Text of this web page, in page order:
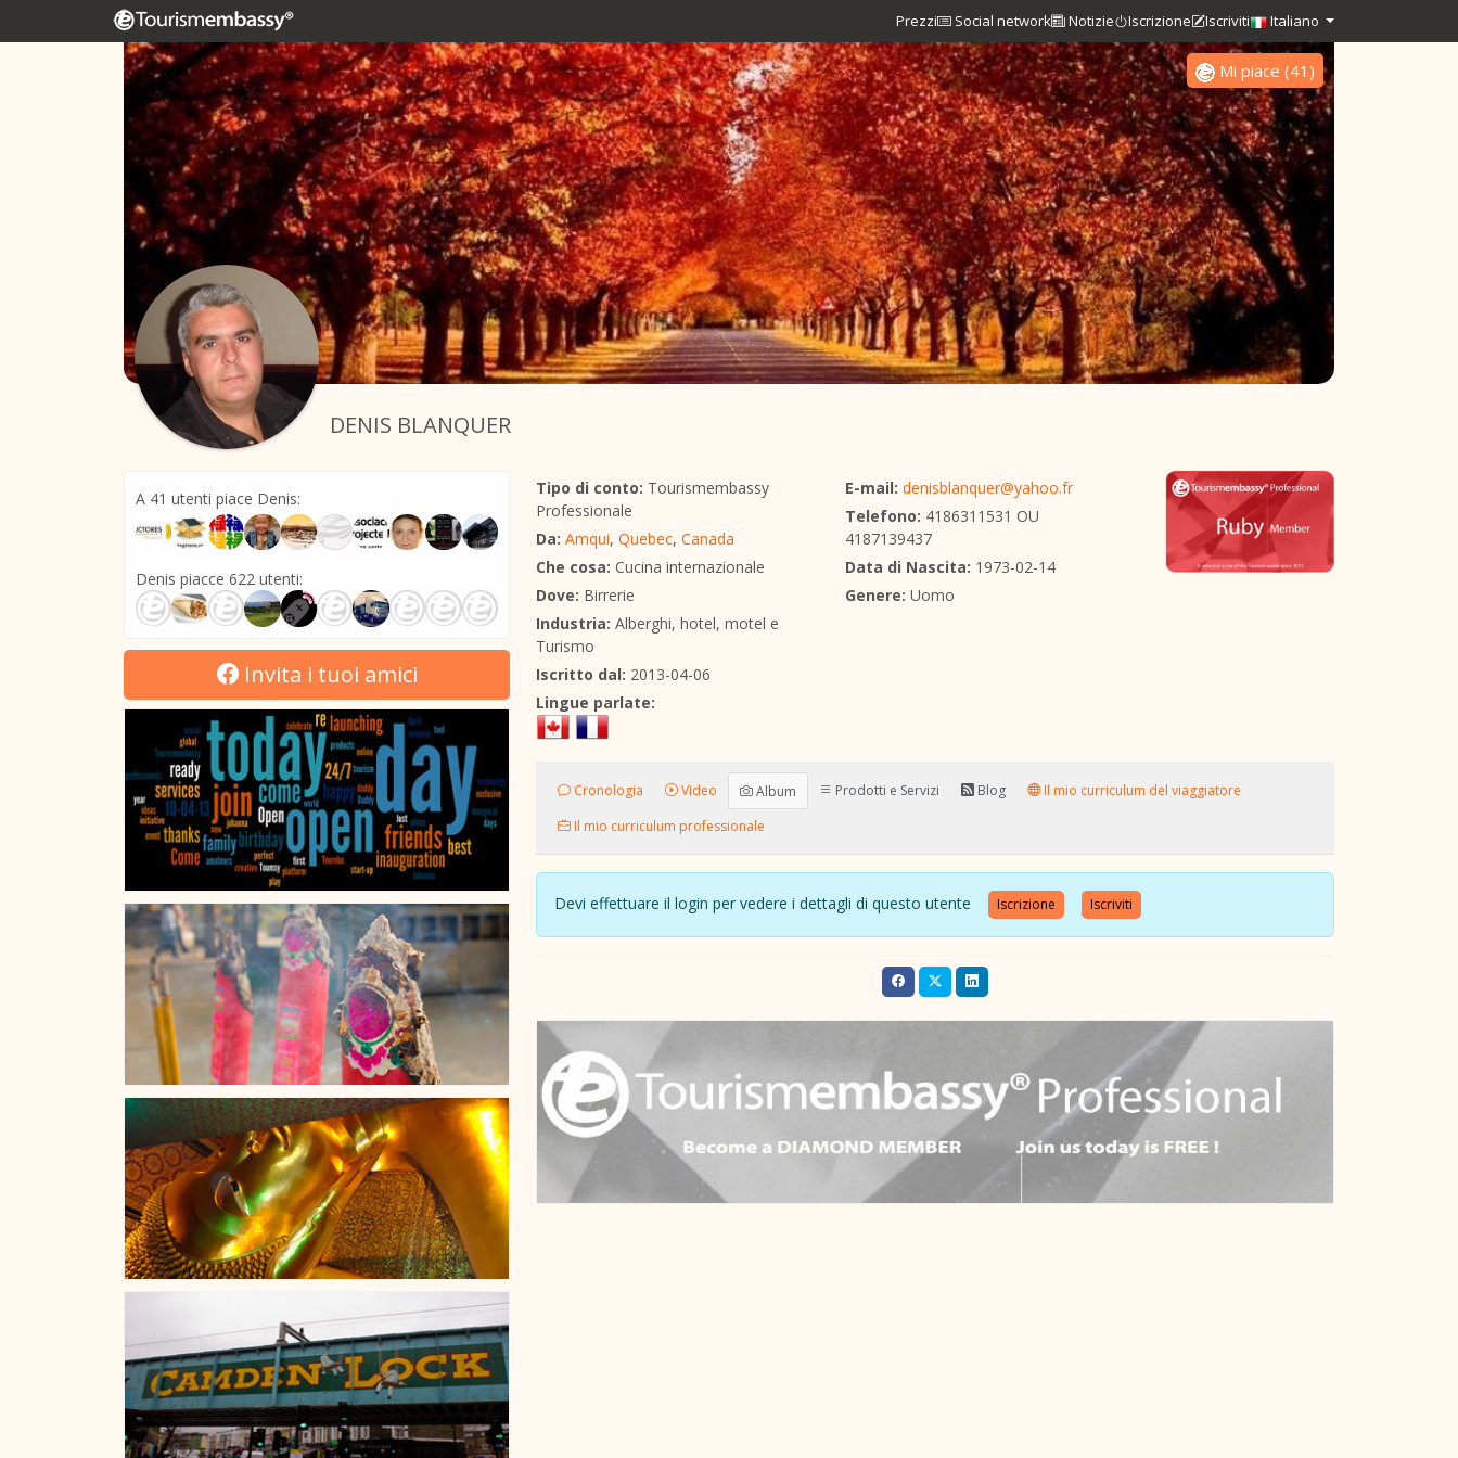
Prezzi Social network Notizie Iscrizione Iscriviti Italiano
DENIS BLANQUER
Mi piace (41 )
A 41 utenti piace Denis:
Denis piacce 622 utenti:
Invita i tuoi amici
Tipo di conto: Tourismembassy
Professionale
Da: Amqui, Quebec, Canada
Che cosa: Cucina internazionale
Dove: Birrerie
Industria: Alberghi, hotel, motel e
Turismo
Iscritto dal: 2013-04-06
E-mail: denisblanquer@yahoo.fr
Telefono: 4186311531 OU
4187139437
Data di Nascita: 1973-02-14
Genere: Uomo
Lingue parlate:
Cronologia Video Album Prodotti e Servizi Blog
Il mio curriculum del viaggiatore
Il mio curriculum professionale
Devi effettuare il login per vedere i dettagli di questo utente Iscrizione Iscriviti